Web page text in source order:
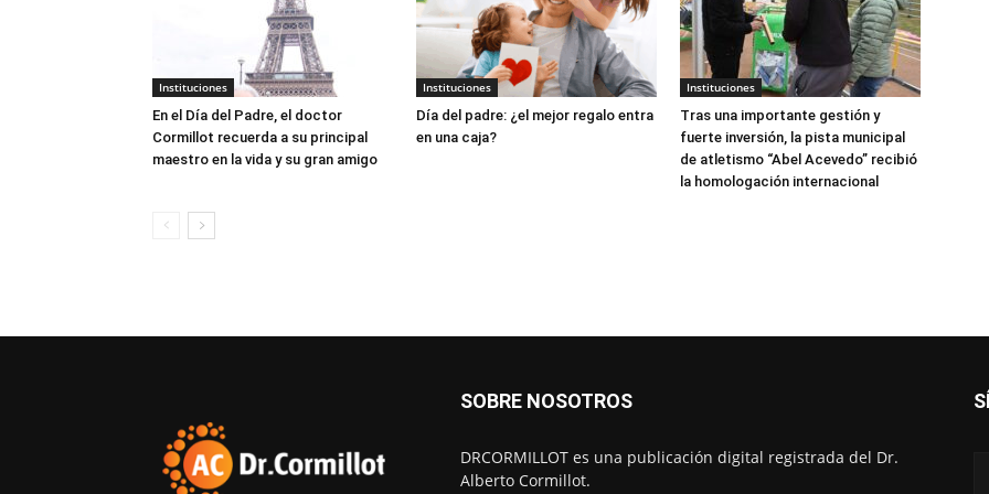
Instituciones
En el Día del Padre, el doctor
Cormillot recuerda a su principal
maestro en la vida y su gran amigo
Instituciones
Día del padre: ¿el mejor regalo entra
en una caja?
Instituciones
Tras una importante gestión y
fuerte inversión, la pista municipal
de atletismo “Abel Acevedo” recibió
la homologación internacional
SOBRE NOSOTROS
DRCORMILLOT es una publicación digital registrada del Dr.
Alberto Cormillot.